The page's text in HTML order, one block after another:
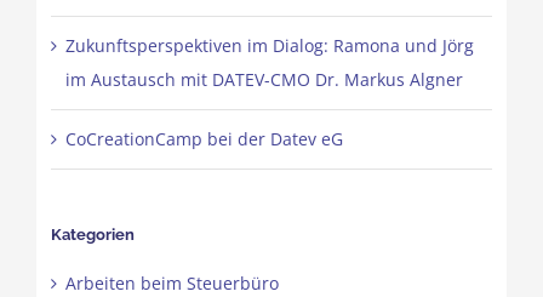
Zukunftsperspektiven im Dialog: Ramona und Jörg
im Austausch mit DATEV-CMO Dr. Markus Algner
CoCreationCamp bei der Datev eG
Kategorien
Arbeiten beim Steuerbüro